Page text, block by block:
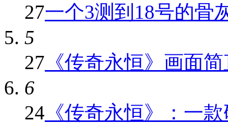
27一个3测到18号的骨
5
27 《传奇永恒》画面
6
24 《传奇永恒》：一